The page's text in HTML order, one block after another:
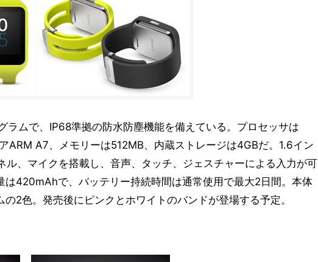
ラムで、IP68準拠の防水防塵機能を備えている。プロセッサは
ARM A7、メモリーは512MB、内蔵ストレージは4GBだ。1.6イン
、マイクを搭載し、音声、タッチ、ジェスチャーによる入力が可
は420mAhで、バッテリー持続時間は通常使用で最大2日間。本体
2色。発売後にピンクとホワイトのバンドが登場する予定。